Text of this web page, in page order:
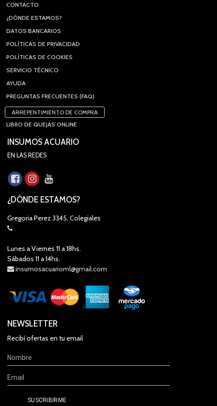
CONTACTO
¿DÓNDE ESTAMOS?
DATOS BANCARIOS
POLÍTICAS DE PRIVACIDAD
POLÍTICAS DE COOKIES
SERVICIO TÉCNICO
AYUDA
PREGUNTAS FRECUENTES (FAQ)
ARREPENTIMIENTO DE COMPRA
LIBRO DE QUEJAS ONLINE
INSUMOS ACUARIO
EN LAS REDES
¿DÓNDE ESTAMOS?
Gregoria Perez 3345, Colegiales
Lunes a Viernes 11 a 18hs.
Sábados 11 a 14hs.
insumosacuarioml@gmail.com
NEWSLETTER
Recibí ofertas en tu email